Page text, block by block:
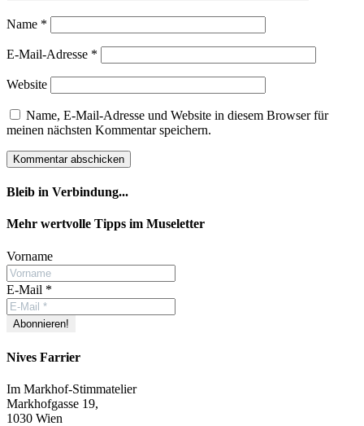
Name *
E-Mail-Adresse *
Website
Name, E-Mail-Adresse und Website in diesem Browser für
meinen nächsten Kommentar speichern.
Bleib in Verbindung...
Facebook
YouTube
Instagram
Mehr wertvolle Tipps im Museletter
Vorname
E-Mail *
Nives Farrier
Im Markhof-Stimmatelier
Markhofgasse 19,
1030 Wien